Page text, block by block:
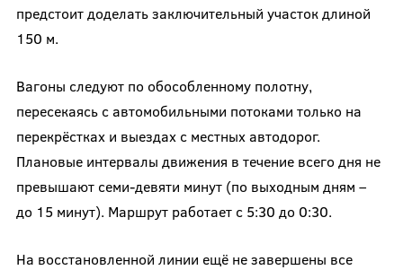
предстоит доделать заключительный участок длиной
150 м.
Вагоны следуют по обособленному полотну,
пересекаясь с автомобильными потоками только на
перекрёстках и выездах c местных автодорог.
Плановые интервалы движения в течение всего дня не
превышают семи-девяти минут (по выходным дням –
до 15 минут). Маршрут работает с 5:30 до 0:30.
На восстановленной линии ещё не завершены все